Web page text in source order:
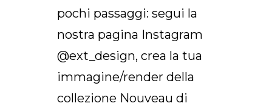
pochi passaggi: segui la
nostra pagina Instagram
@ext_design, crea la tua
immagine/render della
collezione Nouveau di